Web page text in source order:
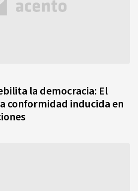
la democracia: El
conformidad inducida en